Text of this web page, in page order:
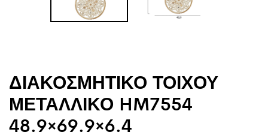
ΔΙΑΚΟΣΜΗΤΙΚΟ ΤΟΙΧΟΥ
ΜΕΤΑΛΛΙΚΟ HM7554
48.9×69.9×6.4